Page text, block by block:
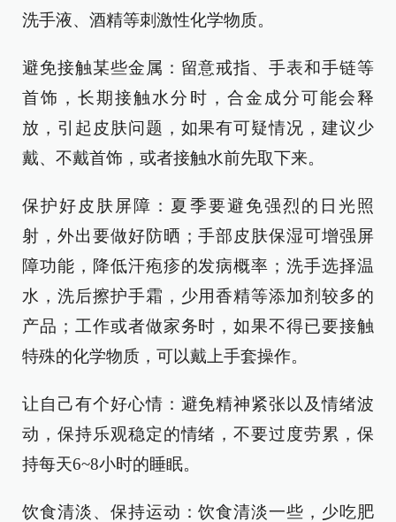
洗手液、酒精等刺激性化学物质。
避免接触某些金属：留意戒指、手表和手链等
首饰，长期接触水分时，合金成分可能会释
放，引起皮肤问题，如果有可疑情况，建议少
戴、不戴首饰，或者接触水前先取下来。
保护好皮肤屏障：夏季要避免强烈的日光照
射，外出要做好防晒；手部皮肤保湿可增强屏
障功能，降低汗疱疹的发病概率；洗手选择温
水，洗后擦护手霜，少用香精等添加剂较多的
产品；工作或者做家务时，如果不得已要接触
特殊的化学物质，可以戴上手套操作。
让自己有个好心情：避免精神紧张以及情绪波
动，保持乐观稳定的情绪，不要过度劳累，保
持每天6~8小时的睡眠。
饮食清淡、保持运动：饮食清淡一些，少吃肥